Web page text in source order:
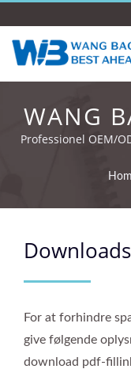
WANG
Professionel OEM/
35 års
For at forhindre
give følgende
download pdf-